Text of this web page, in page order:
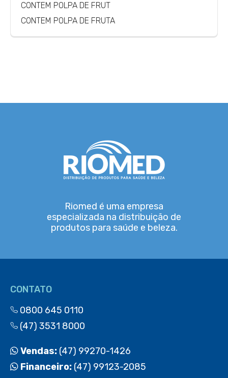
CONTEM POLPA DE FRUT
CONTEM POLPA DE FRUTA
Riomed é uma empresa
especializada na distribuição de
produtos para saúde e beleza.
CONTATO
0800 645 0110
(47) 3531 8000
Vendas: (47) 99270-1426
Financeiro: (47) 99123-2085